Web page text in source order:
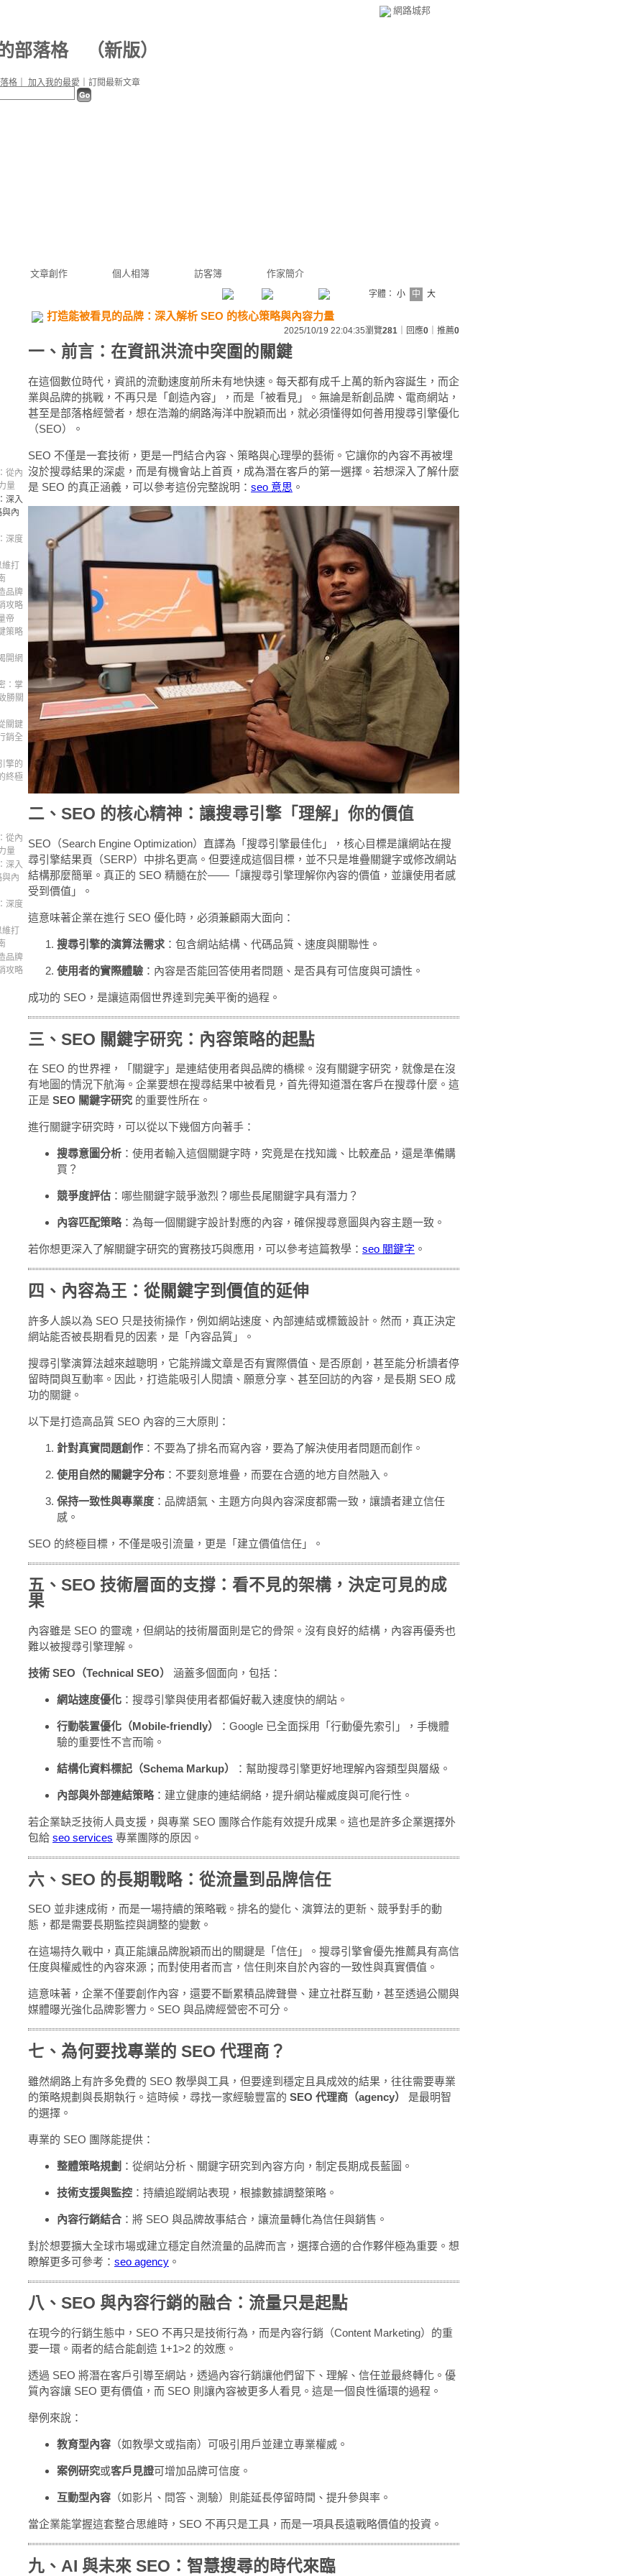
網路城邦
部落格（新版）
文章創作 個人相簿 訪客簿 作家簡介
格 加入我的最愛 訂閱最新文章
從內
量
深入
內
深度
打
品牌
攻略
帝
策略
開網
：掌
勝關
關鍵
銷全
擎的
終極
從內
量
深入
內
深度
打
品牌
攻略
字體： 小 中 大
打造能被看見的品牌：深入解析 SEO 的核心策略與內容力量
2025/10/19 22:04:35瀏覽281 ｜回應0 ｜推薦0
一、前言：在資訊洪流中突圍的關鍵
在這個數位時代，資訊的流動速度前所未有地快速。每天都有成千上萬的新內容誕生，而企
業與品牌的挑戰，不再只是「創造內容」，而是「被看見」。無論是新創品牌、電商網站，
甚至是部落格經營者，想在浩瀚的網路海洋中脫穎而出，就必須懂得如何善用搜尋引擎優化
（SEO）。
SEO 不僅是一套技術，更是一門結合內容、策略與心理學的藝術。它讓你的內容不再被埋
沒於搜尋結果的深處，而是有機會站上首頁，成為潛在客戶的第一選擇。若想深入了解什麼
是 SEO 的真正涵義，可以參考這份完整說明： seo 意思 。
二、SEO 的核心精神：讓搜尋引擎「理解」你的價值
SEO（Search Engine Optimization）直譯為「搜尋引擎最佳化」，核心目標是讓網站在搜
尋引擎結果頁（SERP）中排名更高。但要達成這個目標，並不只是堆疊關鍵字或修改網站
結構那麼簡單。真正的 SEO 精髓在於——「讓搜尋引擎理解你內容的價值，並讓使用者感
受到價值」。
這意味著企業在進行 SEO 優化時，必須兼顧兩大面向：
搜尋引擎的演算法需求 ：包含網站結構、代碼品質、速度與關聯性。
使用者的實際體驗 ：內容是否能回答使用者問題、是否具有可信度與可讀性。
成功的 SEO，是讓這兩個世界達到完美平衡的過程。
三、SEO 關鍵字研究：內容策略的起點
在 SEO 的世界裡，「關鍵字」是連結使用者與品牌的橋樑。沒有關鍵字研究，就像是在沒
有地圖的情況下航海。企業要想在搜尋結果中被看見，首先得知道潛在客戶在搜尋什麼。這
正是 SEO 關鍵字研究 的重要性所在。
進行關鍵字研究時，可以從以下幾個方向著手：
搜尋意圖分析 ：使用者輸入這個關鍵字時，究竟是在找知識、比較產品，還是準備購
買？
競爭度評估 ：哪些關鍵字競爭激烈？哪些長尾關鍵字具有潛力？
內容匹配策略：為每一個關鍵字設計對應的內容，確保搜尋意圖與內容主題一致。
若你想更深入了解關鍵字研究的實務技巧與應用，可以參考這篇教學： seo 關鍵字 。
四、內容為王：從關鍵字到價值的延伸
許多人誤以為 SEO 只是技術操作，例如網站速度、內部連結或標籤設計。然而，真正決定
網站能否被長期看見的因素，是「內容品質」。
搜尋引擎演算法越來越聰明，它能辨識文章是否有實際價值、是否原創，甚至能分析讀者停
留時間與互動率。因此，打造能吸引人閱讀、願意分享、甚至回訪的內容，是長期 SEO 成
功的關鍵。
以下是打造高品質 SEO 內容的三大原則：
針對真實問題創作 ：不要為了排名而寫內容，要為了解決使用者問題而創作。
使用自然的關鍵字分布 ：不要刻意堆疊，而要在合適的地方自然融入。
保持一致性與專業度 ：品牌語氣、主題方向與內容深度都需一致，讓讀者建立信任
感。
SEO 的終極目標，不僅是吸引流量，更是「建立價值信任」。
五、SEO 技術層面的支撐：看不見的架構，決定可見的成
果
內容雖是 SEO 的靈魂，但網站的技術層面則是它的骨架。沒有良好的結構，內容再優秀也
難以被搜尋引擎理解。
技術 SEO（Technical SEO） 涵蓋多個面向，包括：
網站速度優化 ：搜尋引擎與使用者都偏好載入速度快的網站。
行動裝置優化（Mobile-friendly）
：Google 已全面採用「行動優先索引」，手機體
驗的重要性不言而喻。
結構化資料標記（Schema Markup） ：幫助搜尋引擎更好地理解內容類型與層級。
內部與外部連結策略：建立健康的連結網絡，提升網站權威度與可爬行性。
若企業缺乏技術人員支援，與專業 SEO 團隊合作能有效提升成果。這也是許多企業選擇外
包給 seo services 專業團隊的原因。
六、SEO 的長期戰略：從流量到品牌信任
SEO 並非速成術，而是一場持續的策略戰。排名的變化、演算法的更新、競爭對手的動
態，都是需要長期監控與調整的變數。
在這場持久戰中，真正能讓品牌脫穎而出的關鍵是「信任」。搜尋引擎會優先推薦具有高信
任度與權威性的內容來源；而對使用者而言，信任則來自於內容的一致性與真實價值。
這意味著，企業不僅要創作內容，還要不斷累積品牌聲譽、建立社群互動，甚至透過公關與
媒體曝光強化品牌影響力。SEO 與品牌經營密不可分。
七、為何要找專業的 SEO 代理商？
雖然網路上有許多免費的 SEO 教學與工具，但要達到穩定且具成效的結果，往往需要專業
的策略規劃與長期執行。這時候，尋找一家經驗豐富的 SEO 代理商（agency）
是最明智
的選擇。
專業的 SEO 團隊能提供：
整體策略規劃 ：從網站分析、關鍵字研究到內容方向，制定長期成長藍圖。
技術支援與監控 ：持續追蹤網站表現，根據數據調整策略。
內容行銷結合 ：將 SEO 與品牌故事結合，讓流量轉化為信任與銷售。
對於想要擴大全球市場或建立穩定自然流量的品牌而言，選擇合適的合作夥伴極為重要。想
瞭解更多可參考： seo agency 。
八、SEO 與內容行銷的融合：流量只是起點
在現今的行銷生態中，SEO 不再只是技術行為，而是內容行銷（Content Marketing）的重
要一環。兩者的結合能創造 1+1>2 的效應。
透過 SEO 將潛在客戶引導至網站，透過內容行銷讓他們留下、理解、信任並最終轉化。優
質內容讓 SEO 更有價值，而 SEO 則讓內容被更多人看見。這是一個良性循環的過程。
舉例來說：
教育型內容 （如教學文或指南）可吸引用戶並建立專業權威。
案例研究或客戶見證可增加品牌可信度。
互動型內容 （如影片、問答、測驗）則能延長停留時間、提升參與率。
當企業能掌握這套整合思維時，SEO 不再只是工具，而是一項具長遠戰略價值的投資。
九、AI 與未來 SEO：智慧搜尋的時代來臨